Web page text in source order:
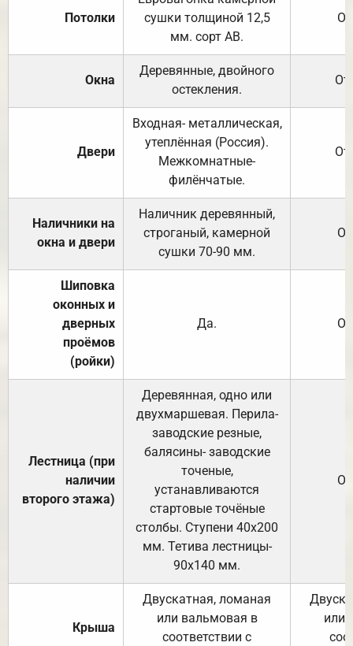
Потолки
сушки толщиной 12,5
мм. сорт АВ.
Окна
Деревянные, двойного
остекления.
Двери
Входная- металлическая,
утеплённая (Россия).
Межкомнатные-
филёнчатые.
Наличники на
окна и двери
Наличник деревянный,
строганый, камерной
сушки 70-90 мм.
Шиповка
оконных и
дверных
проёмов
(ройки)
Да.
Лестница (при
наличии
второго этажа)
Деревянная, одно или
двухмаршевая. Перила-
заводские резные,
балясины- заводские
точеные,
устанавливаются
стартовые точёные
столбы. Ступени 40х200
мм. Тетива лестницы-
90х140 мм.
Крыша
Двускатная, ломаная
или вальмовая в
соответствии с
или